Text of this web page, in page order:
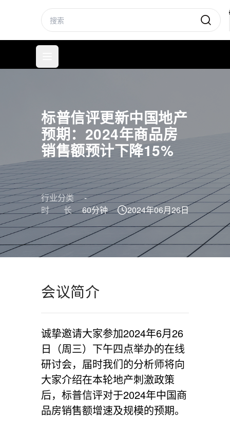
标普信评
标普信评更新中国地产
预期：2024年商品房
销售额预计下降15%
行业分类
-
时 长
60分钟 2024年06月26日
会议简介
诚挚邀请大家参加2024年6月26
日（周三）下午四点举办的在线
研讨会，届时我们的分析师将向
大家介绍在本轮地产刺激政策
后，标普信评对于2024年中国商
品房销售额增速及规模的预期。